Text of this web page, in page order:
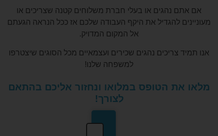
אם אתם נהגים או בעלי חברת משלוחים קטנה שצריכים או
מעוניינים להגדיל את היקף העבודה שלכם אז ככל הנראה הגעתם
אל המקום המדויק.
אנו תמיד צריכים נהגים שכירים ועצמאיים מכל הסוגים שיצטרפו
למשפחה שלנו!
מלאו את הטופס במלואו ונחזור אליכם בהתאם
לצורך!